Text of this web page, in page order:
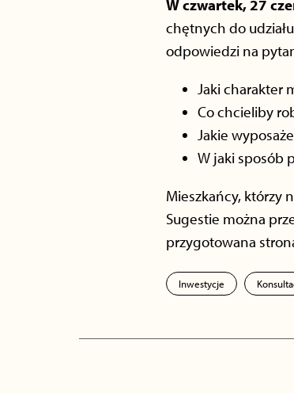
W czwartek, 27
chętnych do
odpowiedzi na
Jaki charakter
Co chcieliby
Jakie
W jaki sposób
Mieszkańcy, którzy
Sugestie można
przygotowana
Inwestycje